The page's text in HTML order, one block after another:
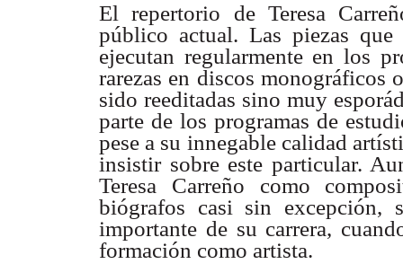
El repertorio de Teresa
público actual. Las piezas
ejecutan regularmente en los
rarezas en discos monográficos
sido reeditadas sino muy
parte de los programas de
pese a su innegable calidad
insistir sobre este particular.
Teresa Carreño como
biógrafos casi sin excepción,
importante de su carrera,
formación como artista.